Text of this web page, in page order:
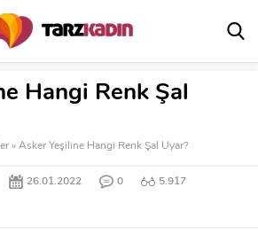
Hangi Renk Şal
» Asker Yeşiline Hangi Renk Şal Uyar?
26.01.2022 0 5.917